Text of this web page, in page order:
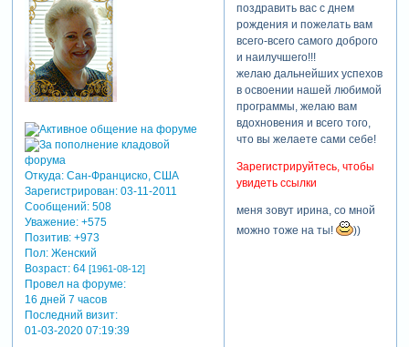
Откуда:Сан-Франциско, США
Зарегистрирован: 03-11-2011
Сообщений:508
Уважение: +575
Позитив: +973
Пол:Женский
Возраст:64 [1961-08-12]
Провел на форуме:
16 дней 7 часов
Последний визит:
01-03-2020 07:19:39
поздравить вас с днем
рождения и пожелать вам
всего-всего самого доброго
и наилучшего!!!
желаю дальнейших успехов
в освоении нашей любимой
программы, желаю вам
вдохновения и всего того,
что вы желаете сами себе!
Зарегистрируйтесь, чтобы
увидеть ссылки
меня зовут ирина, со мной
можно тоже на ты!
))